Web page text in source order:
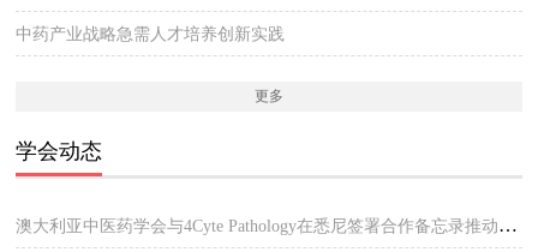
中药产业战略急需人才培养创新实践
更多
学会动态
澳大利亚中医药学会与4Cyte Pathology在悉尼签署合作备忘录推动中医临床与现代病理检测协作 开启澳大利亚中医专业发展新篇章